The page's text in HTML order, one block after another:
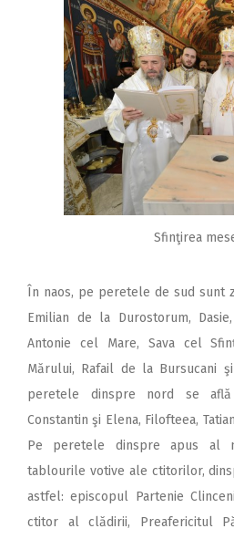
Sfinţirea
În naos, pe peretele de sud sunt
Emilian de la Durostorum,
Antonie cel Mare, Sava cel
Mărului, Rafail de la Bursucani
peretele dinspre nord se
Constantin şi Elena, Filofteea,
Pe peretele dinspre apus al
tablourile votive ale ctitorilor,
astfel: episcopul Partenie
ctitor al clădirii, Preafericitul